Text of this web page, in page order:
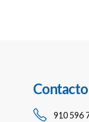
Contacto
910 596